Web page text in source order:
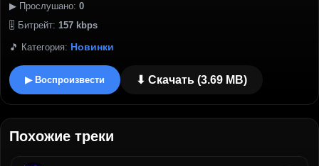
▶ Прослушано: 0
🎚 Битрейт: 157 kbps
🎵 Категория: Новинки
▶ Воспроизвести ⬇ Скачать (3.69 MB)
Похожие треки